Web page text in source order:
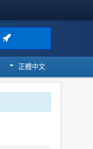
正體中文